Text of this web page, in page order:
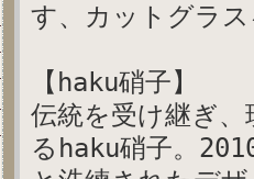
す、カットグラ
【haku硝子】
伝統を受け継ぎ
るhaku硝子。